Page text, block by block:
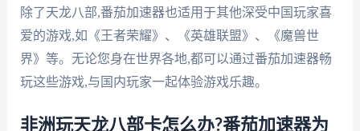
除了天龙八部,番茄加速器也适用于其他深受中国玩家喜
爱的游戏,如《王者荣耀》、《英雄联盟》、《魔兽世
界》等。无论您身在世界各地,都可以通过番茄加速器畅
玩这些游戏,与国内玩家一起体验游戏乐趣。
非洲玩天龙八部卡怎么办?番茄加速器为